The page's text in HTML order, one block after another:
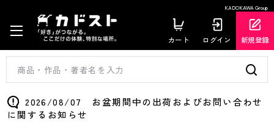
KADOKAWA Group
カート ログイン 新規登録
2026/08/07 お盆期間中の出荷およびお問い合わせ
に関するお知らせ